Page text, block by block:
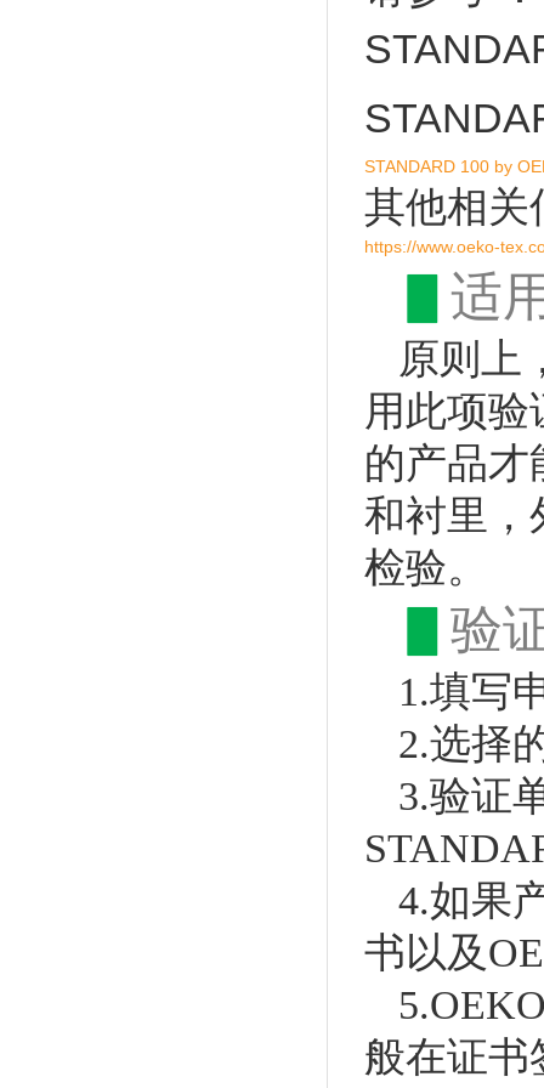
STANDARD 100 by
其他相关
https://www.oeko-
▋ 适
原则上
用此项
的产品才
和衬里，
检验。
验
1.填写
2.选择
3.验证
4.如果
书以及
般在证书